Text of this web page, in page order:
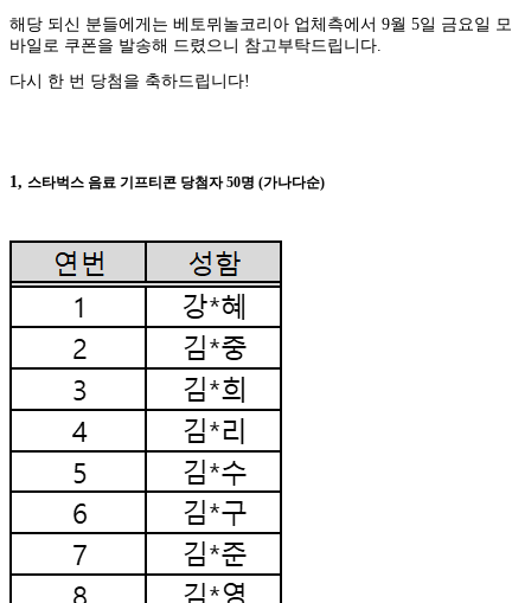
해당 되신 분들에게는 베토뮈놀코리아 업체측에서 9월 5일 금요일 모
바일로 쿠폰을 발송해 드렸으니 참고부탁드립니다.
다시 한 번 당첨을 축하드립니다!
1, 스타벅스 음료 기프티콘 당첨자 50명 (가나다순)